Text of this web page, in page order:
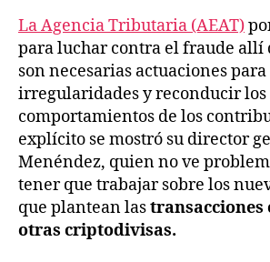
La Agencia Tributaria (AEAT)
para luchar contra el fraude allí
son necesarias actuaciones
irregularidades y reconducir los
comportamientos de los
explícito se mostró su director
Menéndez, quien no ve
tener que trabajar sobre los
que plantean lastransacciones
otras criptodivisas.